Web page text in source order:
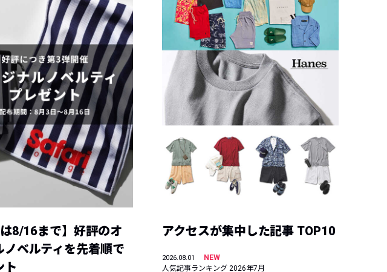
は8/16まで】好評のオ
ノベルティを先着順で
ト
アクセスが集中した記事 TOP10
2026.08.01
NEW
人気記事ランキング 2026年7月